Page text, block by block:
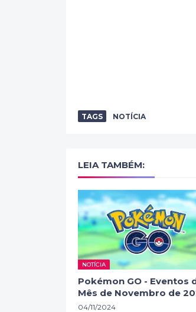
TAGS NOTÍCIA
LEIA TAMBÉM:
NOTÍCIA
Pokémon GO - Eventos
Mês de Novembro de
04/11/2024